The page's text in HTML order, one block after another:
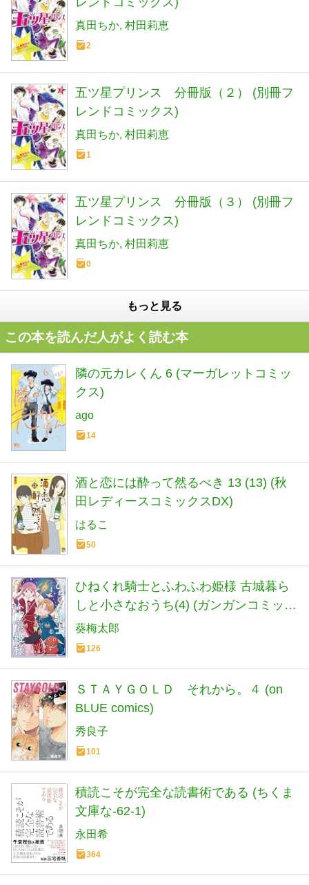
真田ちか 村田莉恵
2
五ツ星プリンス 分冊版（２） (別冊フ
レンドコミックス)
真田ちか 村田莉恵
1
五ツ星プリンス 分冊版（３） (別冊フ
レンドコミックス)
真田ちか 村田莉恵
0
もっと見る
この本を読んだ人がよく読む本
隣の元カレくん 6 (マーガレットコミッ
クス)
ago
14
酒と恋には酔って然るべき 13 (13) (秋
田レディースコミックスDX)
はるこ
50
ひねくれ騎士とふわふわ姫様 古城暮ら
しと小さなおうち(4) (ガンガンコミック
ス)
葵梅太郎
126
ＳＴＡＹＧＯＬＤ それから。４ (on
BLUE comics)
秀良子
101
積読こそが完全な読書術である (ちくま
文庫な-62-1)
永田希
364